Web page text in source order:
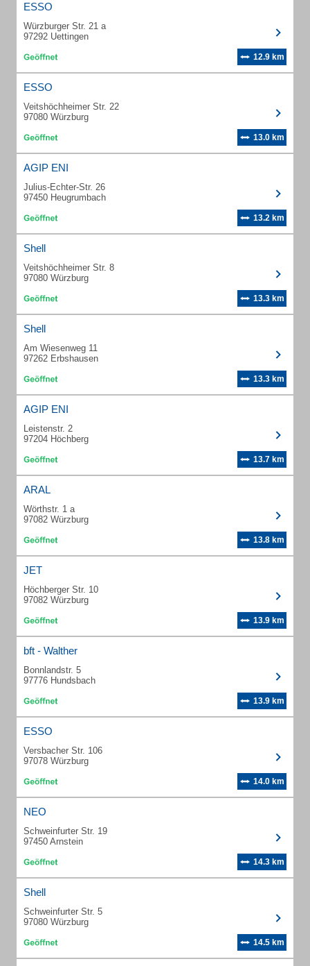
ESSO
Würzburger Str. 21 a
97292 Uettingen
12.9 km
ESSO
Veitshöchheimer Str. 22
97080 Würzburg
13.0 km
AGIP ENI
Julius-Echter-Str. 26
97450 Heugrumbach
13.2 km
Shell
Veitshöchheimer Str. 8
97080 Würzburg
13.3 km
Shell
Am Wiesenweg 11
97262 Erbshausen
13.3 km
AGIP ENI
Leistenstr. 2
97204 Höchberg
13.7 km
ARAL
Wörthstr. 1 a
97082 Würzburg
13.8 km
JET
Höchberger Str. 10
97082 Würzburg
13.9 km
bft - Walther
Bonnlandstr. 5
97776 Hundsbach
13.9 km
ESSO
Versbacher Str. 106
97078 Würzburg
14.0 km
NEO
Schweinfurter Str. 19
97450 Arnstein
14.3 km
Shell
Schweinfurter Str. 5
97080 Würzburg
14.5 km